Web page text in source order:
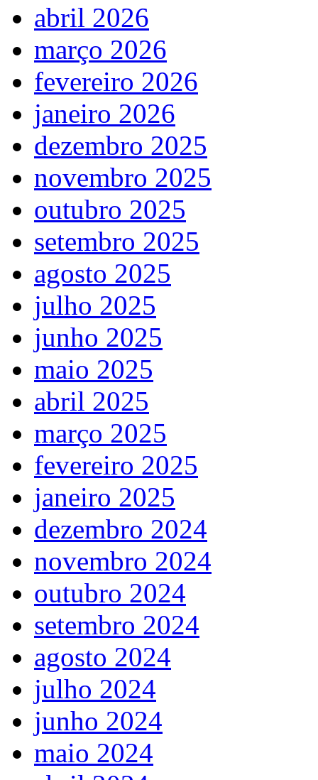
abril 2026
março 2026
fevereiro 2026
janeiro 2026
dezembro 2025
novembro 2025
outubro 2025
setembro 2025
agosto 2025
julho 2025
junho 2025
maio 2025
abril 2025
março 2025
fevereiro 2025
janeiro 2025
dezembro 2024
novembro 2024
outubro 2024
setembro 2024
agosto 2024
julho 2024
junho 2024
maio 2024